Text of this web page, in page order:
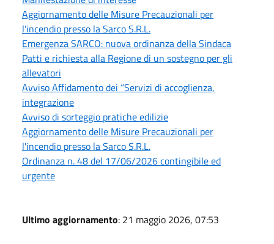
Aggiornamento delle Misure Precauzionali per
l'incendio presso la Sarco S.R.L.
Emergenza SARCO: nuova ordinanza della Sindaca
Patti e richiesta alla Regione di un sostegno per gli
allevatori
Avviso Affidamento dei “Servizi di accoglienza,
integrazione
Avviso di sorteggio pratiche edilizie
Aggiornamento delle Misure Precauzionali per
l'incendio presso la Sarco S.R.L.
Ordinanza n. 48 del 17/06/2026 contingibile ed
urgente
Ultimo aggiornamento: 21 maggio 2026, 07:53